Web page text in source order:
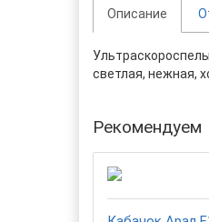
Описание
светлая, нежная,
Рекомендуем